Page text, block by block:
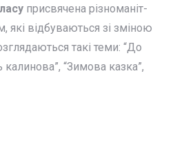
присвячена різноманіт­
відбуваються зі зміною
такі теми: “До
калинова”, “Зимова казка”,